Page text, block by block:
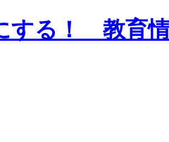
する！ 教育